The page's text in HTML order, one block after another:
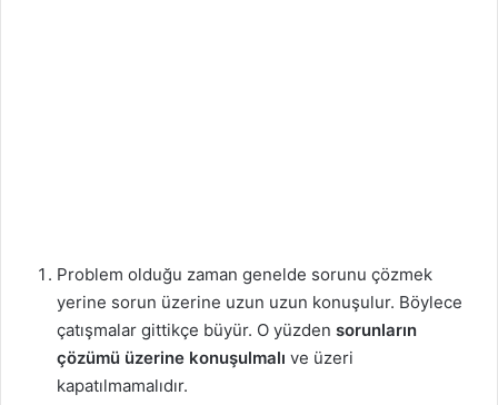
Problem olduğu zaman genelde sorunu çözmek
yerine sorun üzerine uzun uzun konuşulur. Böylece
çatışmalar gittikçe büyür. O yüzden sorunların
çözümü üzerine konuşulmalı ve üzeri
kapatılmamalıdır.